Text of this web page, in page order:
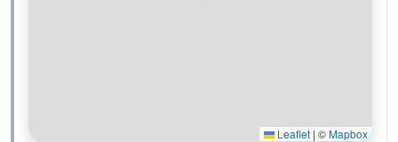
Leaflet | ©Mapbox